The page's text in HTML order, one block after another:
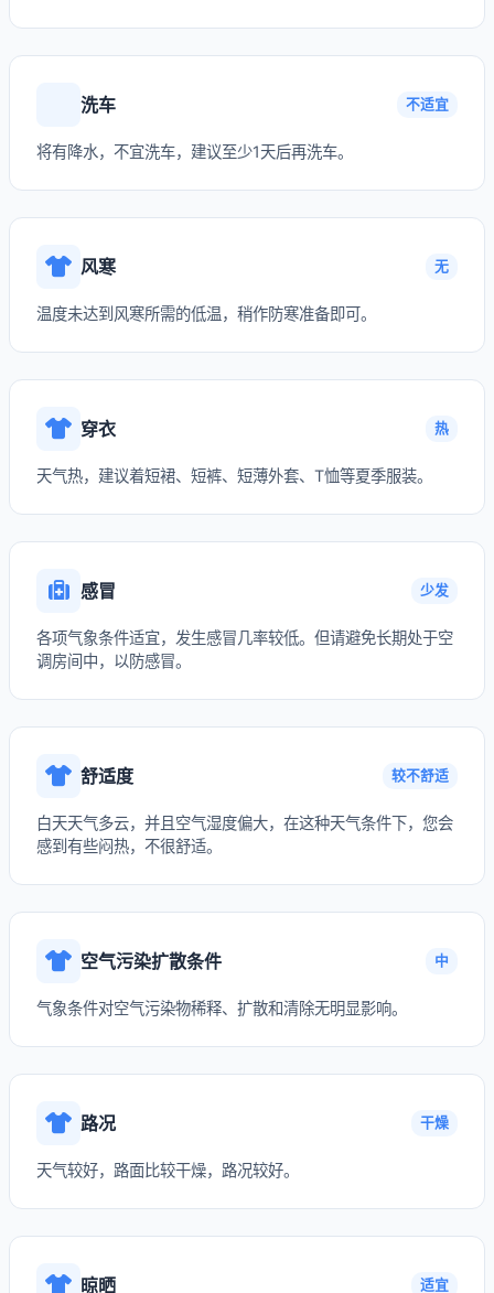
洗车 不适宜
将有降水，不宜洗车，建议至少1天后再洗车。
风寒 无
温度未达到风寒所需的低温，稍作防寒准备即可。
穿衣 热
天气热，建议着短裙、短裤、短薄外套、T恤等夏季服装。
感冒 少发
各项气象条件适宜，发生感冒几率较低。但请避免长期处于空
调房间中，以防感冒。
舒适度 较不舒适
白天天气多云，并且空气湿度偏大，在这种天气条件下，您会
感到有些闷热，不很舒适。
空气污染扩散条件 中
气象条件对空气污染物稀释、扩散和清除无明显影响。
路况 干燥
天气较好，路面比较干燥，路况较好。
晾晒 适宜